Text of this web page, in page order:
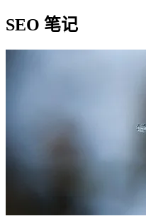
SEO 笔记